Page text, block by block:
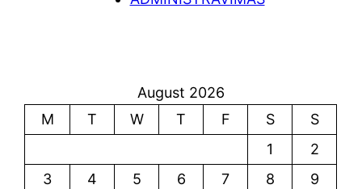
August 2026
M
T W T F S
S
1
2
3
4 5 6 7 8
9